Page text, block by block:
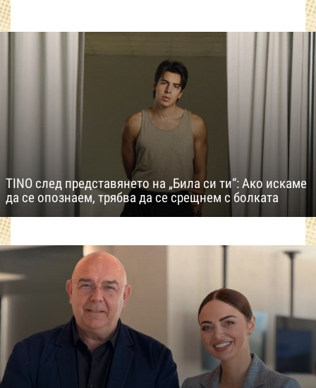
TINO след представянето на „Била си ти“: Ако искаме
да се опознаем, трябва да се срещнем с болката